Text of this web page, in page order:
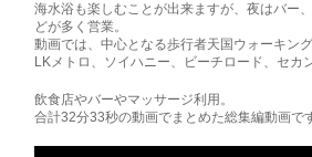
海水浴も楽しむことが出来ますが、夜はバー
どが多く営業。
動画では、中心となる歩行者天国ウォーキン
LKメトロ、ソイハニー、ビーチロード、セカ
飲食店やバーやマッサージ利用。
合計32分33秒の動画でまとめた総集編動画で